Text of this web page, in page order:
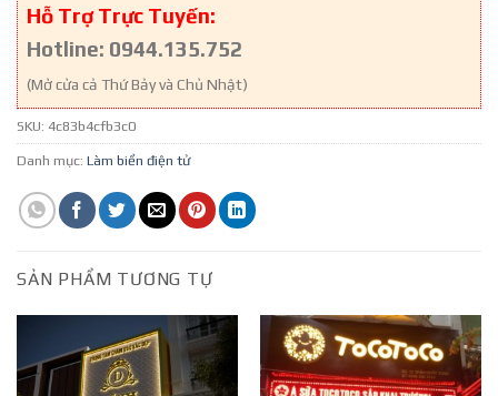
Hỗ Trợ Trực Tuyến:
Hotline: 0944.135.752
(Mở cửa cả Thứ Bảy và Chủ Nhật)
SKU: 4c83b4cfb3c0
Danh mục: Làm biển điện tử
SẢN PHẨM TƯƠNG TỰ